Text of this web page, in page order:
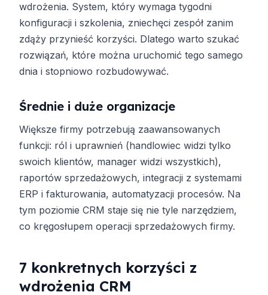
wdrożenia. System, który wymaga tygodni
konfiguracji i szkolenia, zniechęci zespół zanim
zdąży przynieść korzyści. Dlatego warto szukać
rozwiązań, które można uruchomić tego samego
dnia i stopniowo rozbudowywać.
Średnie i duże organizacje
Większe firmy potrzebują zaawansowanych
funkcji: ról i uprawnień (handlowiec widzi tylko
swoich klientów, manager widzi wszystkich),
raportów sprzedażowych, integracji z systemami
ERP i fakturowania, automatyzacji procesów. Na
tym poziomie CRM staje się nie tyle narzędziem,
co kręgosłupem operacji sprzedażowych firmy.
7 konkretnych korzyści z
wdrożenia CRM